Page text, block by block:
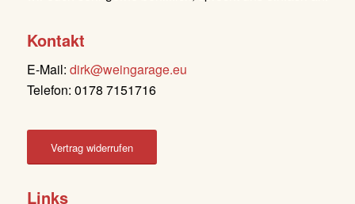
Kontakt
E-Mail: dirk@weingarage.eu
Telefon: 0178 7151716
Vertrag widerrufen
Links